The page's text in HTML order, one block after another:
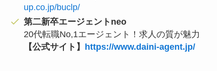
up.co.jp/buclp/
第二新卒エージェントneo
20代転職No,1エージェント！求人の質が魅力
【公式サイト】
https://www.daini-agent.jp/